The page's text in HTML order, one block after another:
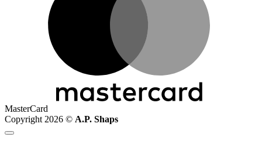
MasterCard
Copyright 2026 © A.P. Shaps